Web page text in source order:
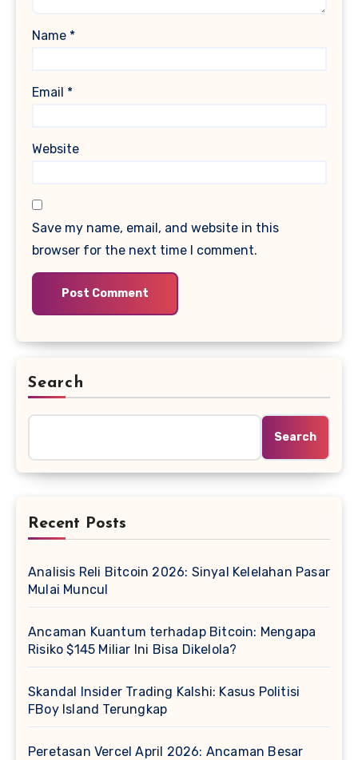
Name *
Email *
Website
Save my name, email, and website in this
browser for the next time I comment.
Search
Search
Recent Posts
Analisis Reli Bitcoin 2026: Sinyal Kelelahan Pasar
Mulai Muncul
Ancaman Kuantum terhadap Bitcoin: Mengapa
Risiko $145 Miliar Ini Bisa Dikelola?
Skandal Insider Trading Kalshi: Kasus Politisi
FBoy Island Terungkap
Peretasan Vercel April 2026: Ancaman Besar